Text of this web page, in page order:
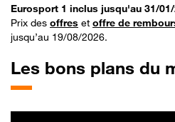
Eurosport 1 inclus jusqu'au 31/01/
Prix des offres et offre de
jusqu’au 19/08/2026.
Les bons plans du